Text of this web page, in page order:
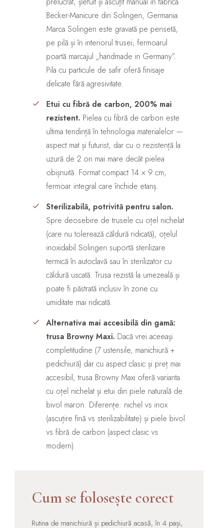
Becker-Manicure din Solingen, Germania.
Marca Solingen este gravată pe pensetă,
pe pilă și în interiorul trusei; fermoarul
poartă marcajul „handmade in Germany”.
Pila cu particule de safir oferă finisaje
delicate fără agresivitate.
Etui cu fibră de carbon, 200% mai
rezistent. Pielea cu fibră de carbon este
ultima tendință în tehnologia materialelor —
aspect mat și futurist, dar cu o rezistență la
uzură de 2 ori mai mare decât pielea
obișnuită. Format compact 14 × 9 cm,
fermoar integral care închide etanș.
Sterilizabilă, potrivită pentru salon.
Spre deosebire de trusele cu oțel nichelat
(care nu tolerează căldură ridicată), oțelul
inoxidabil Solingen suportă sterilizare
termică în autoclavă sau în sterilizator cu
căldură uscată. Trusa rezistă la umezeală și
poate fi păstrată inclusiv în zone cu
umiditate mai ridicată.
Alternativa mai accesibilă din gamă:
trusa Browny Maxi. Dacă vrei aceeași
completitudine (7 ustensile, manichiură +
pedichiură) dar cu aspect clasic și preț mai
accesibil, trusa Browny Maxi oferă varianta
cu oțel nichelat și etui din piele naturală de
bivol maron. Diferențe: nichel vs inox
(ascuțire fină vs sterilizabilitate) și piele bivol
vs fibră de carbon (aspect clasic vs
modern).
Cum se folosește corect
Rutina de manichiură și pedichiură acasă, în 4 pași,